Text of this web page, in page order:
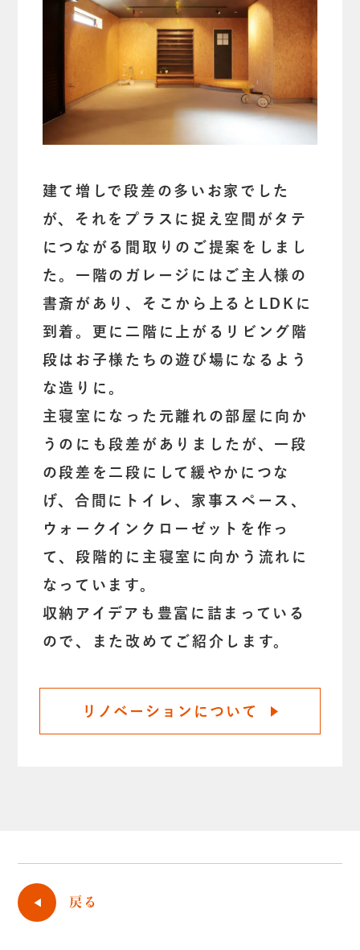
建て増しで段差の多いお家でした
が、それをプラスに捉え空間がタテ
につながる間取りのご提案をしまし
た。一階のガレージにはご主人様の
書斎があり、そこから上るとLDKに
到着。更に二階に上がるリビング階
段はお子様たちの遊び場になるよう
な造りに。
主寝室になった元離れの部屋に向か
うのにも段差がありましたが、一段
の段差を二段にして緩やかにつな
げ、合間にトイレ、家事スペース、
ウォークインクローゼットを作っ
て、段階的に主寝室に向かう流れに
なっています。
収納アイデアも豊富に詰まっている
ので、また改めてご紹介します。
リノベーションについて
戻る